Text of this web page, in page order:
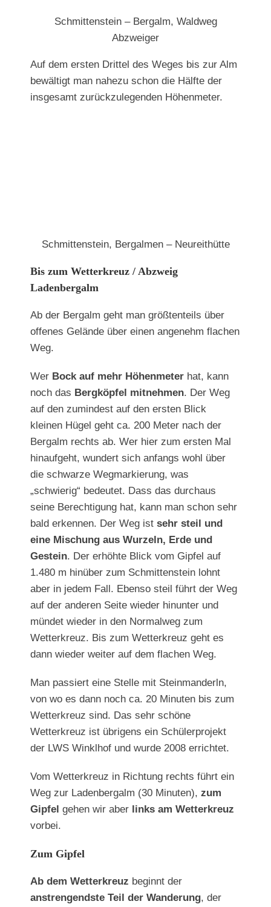
Schmittenstein – Bergalm, Waldweg
Abzweiger
Auf dem ersten Drittel des Weges bis zur Alm
bewältigt man nahezu schon die Hälfte der
insgesamt zurückzulegenden Höhenmeter.
Schmittenstein, Bergalmen – Neureithütte
Bis zum Wetterkreuz / Abzweig
Ladenbergalm
Ab der Bergalm geht man größtenteils über
offenes Gelände über einen angenehm flachen
Weg.
Wer Bock auf mehr Höhenmeter hat, kann
noch das Bergköpfel mitnehmen. Der Weg
auf den zumindest auf den ersten Blick
kleinen Hügel geht ca. 200 Meter nach der
Bergalm rechts ab. Wer hier zum ersten Mal
hinaufgeht, wundert sich anfangs wohl über
die schwarze Wegmarkierung, was
„schwierig“ bedeutet. Dass das durchaus
seine Berechtigung hat, kann man schon sehr
bald erkennen. Der Weg ist sehr steil und
eine Mischung aus Wurzeln, Erde und
Gestein. Der erhöhte Blick vom Gipfel auf
1.480 m hinüber zum Schmittenstein lohnt
aber in jedem Fall. Ebenso steil führt der Weg
auf der anderen Seite wieder hinunter und
mündet wieder in den Normalweg zum
Wetterkreuz. Bis zum Wetterkreuz geht es
dann wieder weiter auf dem flachen Weg.
Man passiert eine Stelle mit Steinmanderln,
von wo es dann noch ca. 20 Minuten bis zum
Wetterkreuz sind. Das sehr schöne
Wetterkreuz ist übrigens ein Schülerprojekt
der LWS Winklhof und wurde 2008 errichtet.
Vom Wetterkreuz in Richtung rechts führt ein
Weg zur Ladenbergalm (30 Minuten), zum
Gipfel gehen wir aber links am Wetterkreuz
vorbei.
Zum Gipfel
Ab dem Wetterkreuz beginnt der
anstrengendste Teil der Wanderung, der